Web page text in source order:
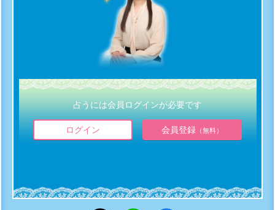
占うには会員ログインが必要です
ログイン 会員登録（無料）